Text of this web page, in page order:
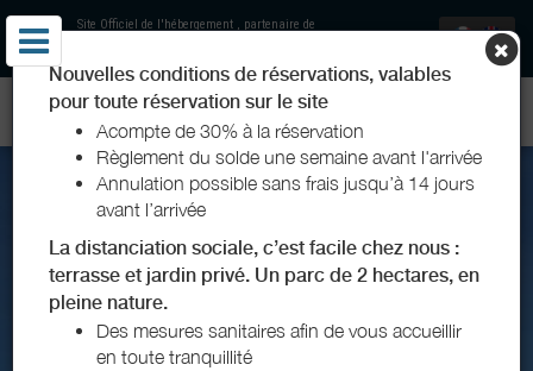
Site Officiel de l'hébergement , partenaire de
GITE MAISON NEUVE - ECHOURGNAC
Nouvelles conditions de réservations, valables
pour toute réservation sur le site
Acompte de 30% à la réservation
Règlement du solde une semaine avant l'arrivée
Annulation possible sans frais jusqu’à 14 jours
avant l’arrivée
La distanciation sociale, c’est facile chez nous :
terrasse et jardin privé. Un parc de 2 hectares, en
pleine nature.
Des mesures sanitaires afin de vous accueillir
en toute tranquillité